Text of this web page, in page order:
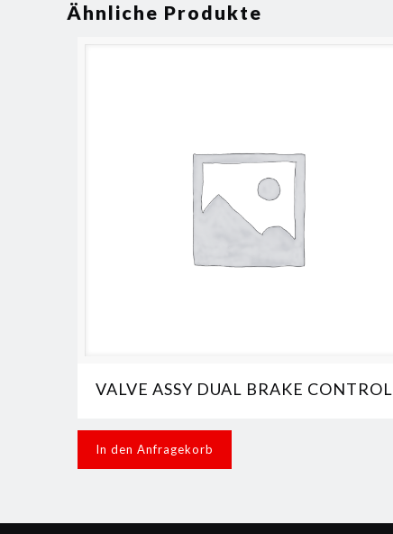
Ähnliche Produkte
VALVE ASSY DUAL BRAKE CONTROL
In den Anfragekorb